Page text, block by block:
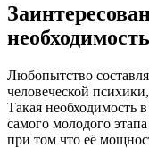
Любопытство
человеческой
Такая необходимость
самого молодого
при том что её